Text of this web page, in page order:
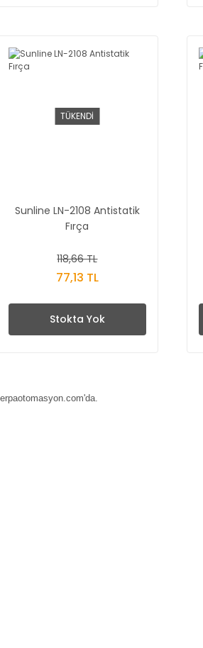
TÜKENDİ
Sunline LN-2108 Antistatik
Fırça
118,66 TL
77,13 TL
Stokta Yok